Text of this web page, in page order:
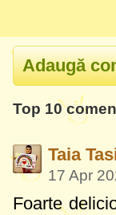
Top 10
Taia
17 Apr
Foarte